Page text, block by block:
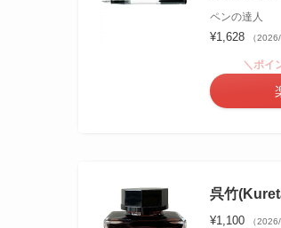
ペンの達人
¥1,628 （
＼ポイ
呉竹
¥1,100 （